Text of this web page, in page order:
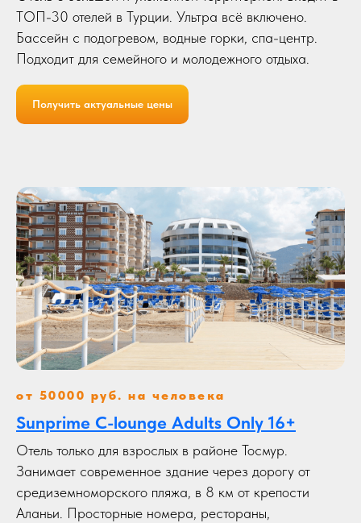
ТОП-30 отелей в Турции. Ультра всё включено.
Бассейн с подогревом, водные горки, спа-центр.
Подходит для семейного и молодежного отдыха.
Получить актуальные цены
от 50000 руб. на человека
Sunprime C-lounge Adults Only 16+
Отель только для взрослых в районе Тосмур.
Занимает современное здание через дорогу от
средиземноморского пляжа, в 8 км от крепости
Аланьи. Просторные номера, рестораны,
Безопасно -
можно
Идеально для
семей
Яркая
культурная
жизнь
Экскурсии на
любой вкус